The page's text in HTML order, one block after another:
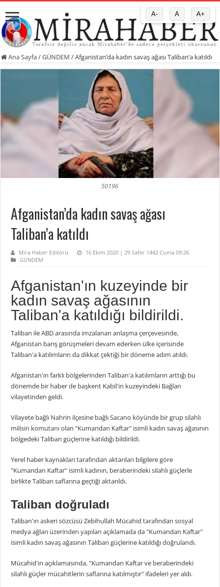
Ana Sayfa/GÜNDEM /Afganistan’da kadın savaş ağası Taliban’a katıldı
50196
Afganistan’da kadın savaş ağası
Taliban’a katıldı
Mira Haber Editörü
16 Ekim 2020 | 29 Safer 1442 Cuma 09:26
GÜNDEM
Afganistan'ın kuzeyinde bir
kadın savaş ağasının
Taliban'a katıldığı bildirildi.
Taliban ile ABD arasında imzalanan anlaşma çerçevesinde,
Afganistan barış görüşmeleri devam ederken ülke içerisinde
Taliban'a katılımların da dikkat çektiği bir döneme adım atıldı.
Afganistan'ın farklı bölgelerinden Taliban'a katılımların arttığı bu
dönemde bir haber de başkent Kabil'in kuzeyindeki Bağlan
vilayetinden geldi.
Vilayete bağlı Nahrin ilçesine bağlı Sacano köyünde bir grup silahlı
milisin komutanı olan "Kumandan Kaftar" isimli kadın savaş ağasının
bölgedeki Taliban güçlerine katıldığı bildirildi.
Yerel haber kaynakları tarafından aktarılan bilgilere göre
"Kumandan Kaftar" isimli kadının, beraberindeki silahlı güçlerle
birlikte Taliban saflarına geçtiği aktarıldı.
Taliban doğruladı
Taliban'ın askeri sözcüsü Zebihullah Mücahid tarafından sosyal
medya ağları üzerinden yapılan açıklamada da "Kumandan Kaftar"
isimli kadın savaş ağasının Taliban güçlerine katıldığı doğrulandı.
Mücahid'in açıklamasında, "Kumandan Kaftar ve beraberindeki
silahlı güçler mücahitlerin saflarına katılmıştır" ifadeleri yer aldı.
A- A A+